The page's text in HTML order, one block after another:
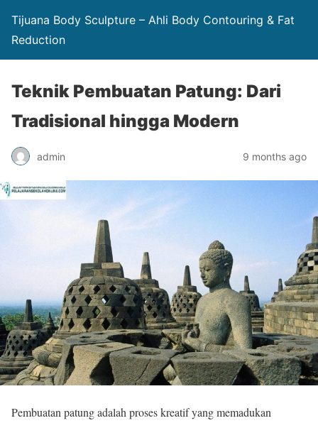
Tijuana Body Sculpture – Ahli Body Contouring & Fat
Reduction
Teknik Pembuatan Patung: Dari
Tradisional hingga Modern
admin 9 months ago
Pembuatan patung adalah proses kreatif yang memadukan